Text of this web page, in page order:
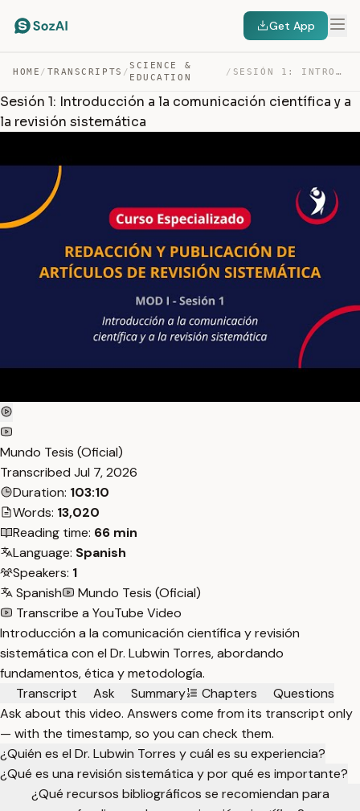
Get App
HOME / TRANSCRIPTS /
SCIENCE &
EDUCATION
/ SESIÓN 1: INTRODUCCIÓN A LA COMUNICACIÓN CIENTÍFICA Y A… — TRANSCRIPT
Sesión 1: Introducción a la comunicación científica y a
la revisión sistemática
Mundo Tesis (Oficial)
Transcribed Jul 7, 2026
Duration: 103:10
Words: 13,020
Reading time: 66 min
Language: Spanish
Speakers: 1
Spanish
Mundo Tesis (Oficial)
Transcribe a YouTube Video
Introducción a la comunicación científica y revisión
sistemática con el Dr. Lubwin Torres, abordando
fundamentos, ética y metodología.
Transcript
Ask Summary Chapters
Questions
Ask about this video. Answers come from its transcript only
— with the timestamp, so you can check them.
¿Quién es el Dr. Lubwin Torres y cuál es su experiencia?
¿Qué es una revisión sistemática y por qué es importante?
¿Qué recursos bibliográficos se recomiendan para